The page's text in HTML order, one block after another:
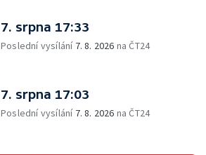
7. srpna 17:33
Poslední vysílání 7. 8. 2026 na ČT24
7. srpna 17:03
Poslední vysílání 7. 8. 2026 na ČT24